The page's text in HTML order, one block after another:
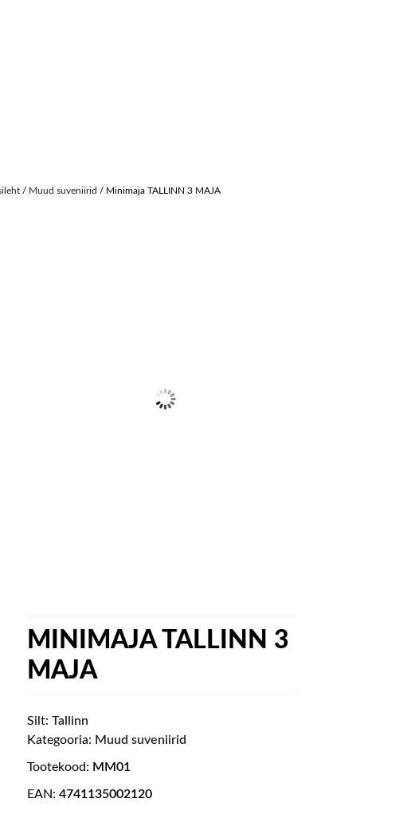
/ Muud suveniirid / Minimaja TALLINN 3 MAJA
MINIMAJA TALLINN 3
MAJA
EAN: 4741135002120
Tootekood: MM01
Kategooria: Muud suveniirid
Silt: Tallinn